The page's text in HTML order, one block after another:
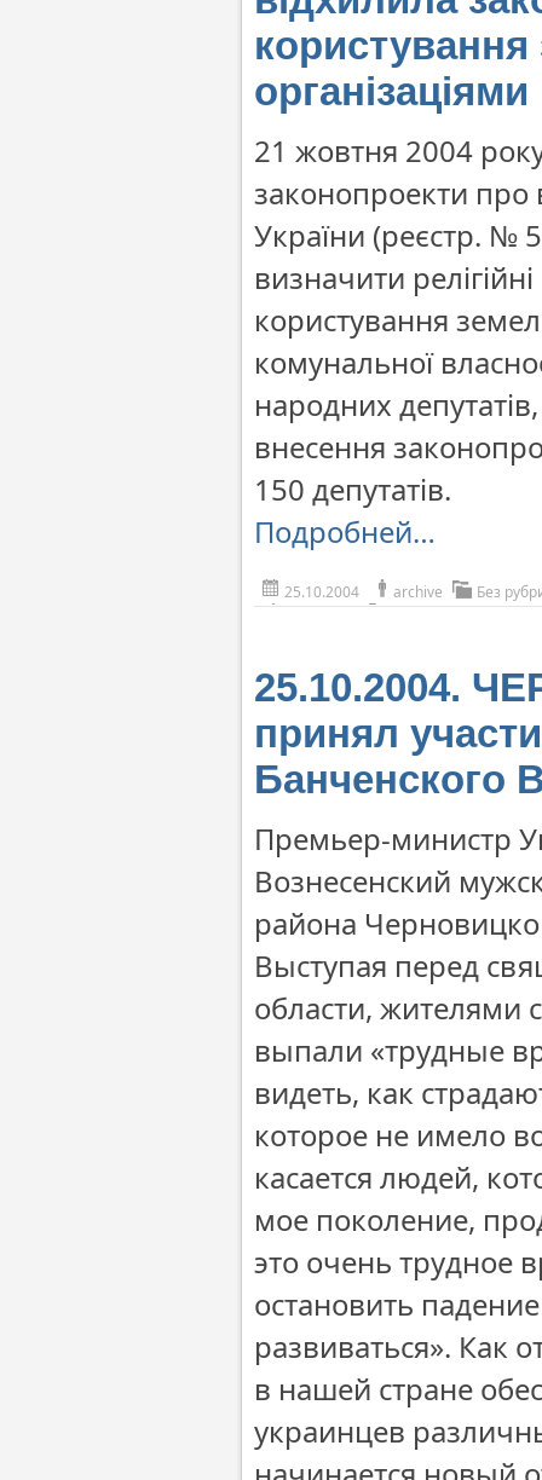
організаціями
21 жовтня 2004
законопроекти про
України (реєстр. №
визначити
користування
комунальної
народних
внесення
150 депутатів.
Подробней…
25.10.2004 archive Без
25.10.2004.
принял
Банченского
Премьер-министр
Вознесенский
района
Выступая перед
области, жителями
выпали «трудные
видеть, как
которое не имело
касается людей,
мое поколение,
это очень трудное
остановить
развиваться». Как
в нашей стране
украинцев